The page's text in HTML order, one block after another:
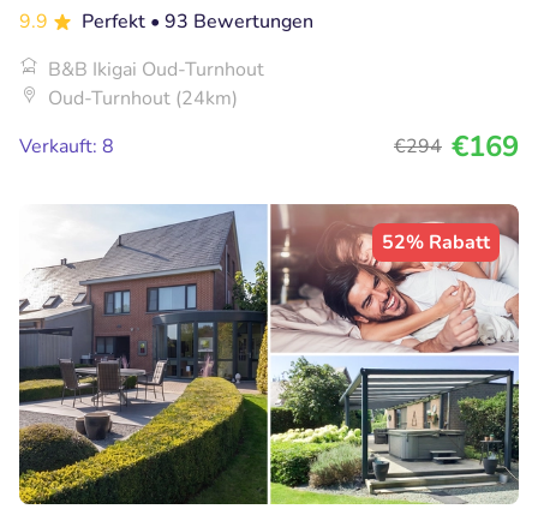
9.9 Perfekt • 93 Bewertungen
B&B Ikigai Oud-Turnhout
Oud-Turnhout (24km)
Verkauft: 8
€294 €169
52% Rabatt